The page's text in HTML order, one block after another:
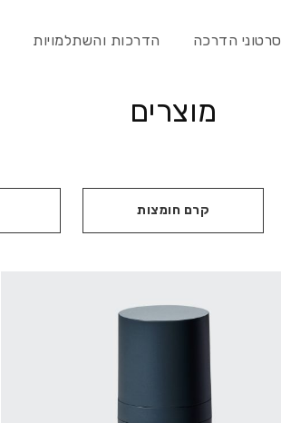
סרטוני הדרכה הדרכות והשתלמויות
מוצרים
קרם חומצות